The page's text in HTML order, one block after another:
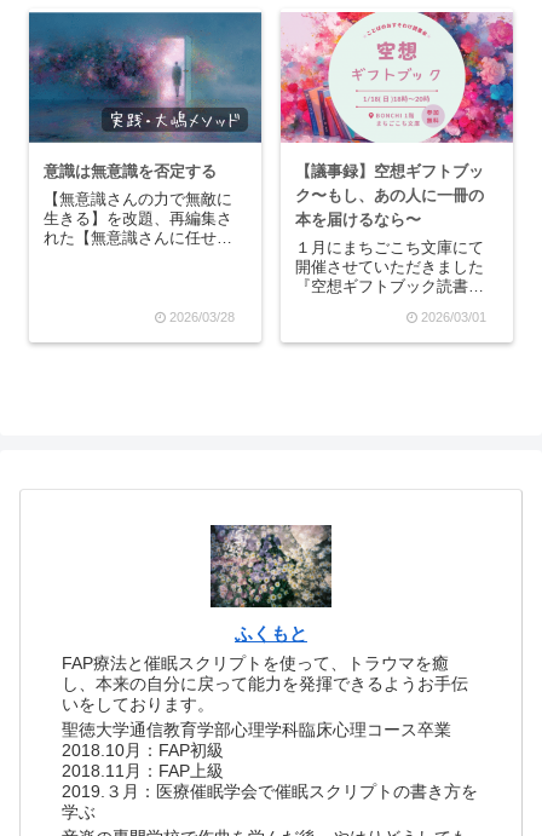
意識は無意識を否定する
【無意識さんの力で無敵に
生きる】を改題、再編集さ
れた【無意識さんに任せれ
方が好きなのですが、PHP
2026/03/28
【議事録】空想ギフトブッ
ク〜もし、あの人に一冊の
本を届けるなら〜
１月にまちごこち文庫にて
開催させていただきました
『空想ギフトブック読書
学やトラウマなどに詳しい
女子が集まりまして、めち
2026/03/01
ふくもと
FAP療法と催眠スクリプトを使って、トラウマを癒
し、本来の自分に戻って能力を発揮できるようお手伝
いをしております。
聖徳大学通信教育学部心理学科臨床心理コース卒業
2018.10月：FAP初級
2018.11月：FAP上級
2019.３月：医療催眠学会で催眠スクリプトの書き方を
学ぶ